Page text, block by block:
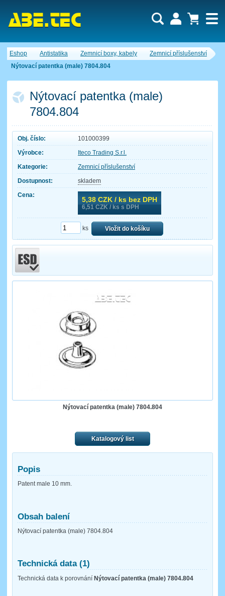
Eshop Antistatika Zemnicí boxy, kabely
Zemnicí příslušenství
Nýtovací patentka (male) 7804.804
Nýtovací patentka (male)
7804.804
Obj. číslo:
101000399
Výrobce:
Iteco Trading S.r.l.
Kategorie:
Zemnicí příslušenství
Dostupnost:
skladem
Cena:
5,38 CZK / ks bez DPH
6,51 CZK / ks s DPH
ks Vložit do košíku
Nýtovací patentka (male) 7804.804
Katalogový list
Popis
Patent male 10 mm.
Obsah balení
Nýtovací patentka (male) 7804.804
Technická data (1)
Technická data k porovnání Nýtovací patentka (male) 7804.804
Nákupní košík je momentálně prázdný.
Počet produktů:0
Cena celkem:
Uživatel:
Heslo:
Zapomenuté heslo Nová registrace